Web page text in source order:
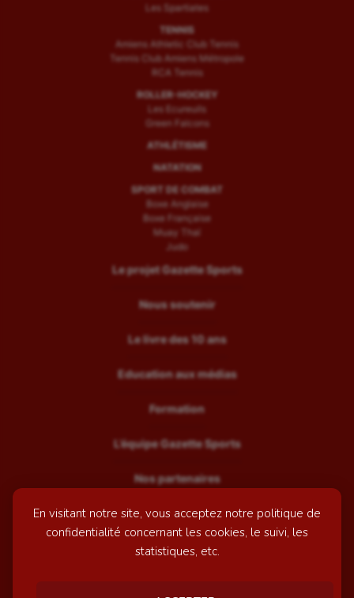
En visitant notre site, vous acceptez notre politique de
confidentialité concernant les cookies, le suivi, les
statistiques, etc.
Les Spartiates
TENNIS
Amiens Athletic Club Tennis
Tennis Club Amiens Métropole
RCA Tennis
ROLLER-HOCKEY
Les Ecureuils
Green Falcons
ATHLÉTISME
NATATION
SPORT DE COMBAT
Boxe Anglaise
Boxe Française
Muay Thaï
Judo
Le projet Gazette Sports
Nous soutenir
Le livre des 10 ans
Education aux médias
Formation
L’équipe Gazette Sports
Nos partenaires
Recrutement
Mentions légales